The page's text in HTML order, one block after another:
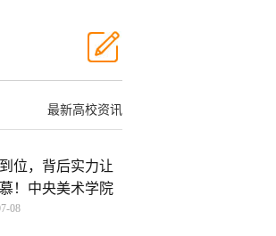
最新高校资讯
位，背后实力让
！中央美术学院
08